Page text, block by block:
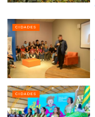
CIDADES
CIDADES